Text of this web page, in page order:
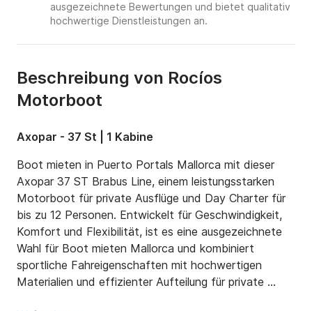
ausgezeichnete Bewertungen und bietet qualitativ
hochwertige Dienstleistungen an.
Beschreibung von Rocíos
Motorboot
Axopar - 37 St | 1 Kabine
Boot mieten in Puerto Portals Mallorca mit dieser
Axopar 37 ST Brabus Line, einem leistungsstarken
Motorboot für private Ausflüge und Day Charter für
bis zu 12 Personen. Entwickelt für Geschwindigkeit,
Komfort und Flexibilität, ist es eine ausgezeichnete
Wahl für Boot mieten Mallorca und kombiniert
sportliche Fahreigenschaften mit hochwertigen
Materialien und effizienter Aufteilung für private